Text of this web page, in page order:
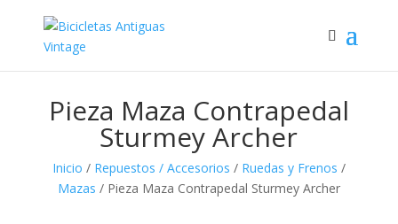
Pieza Maza Contrapedal
Sturmey Archer
Inicio / Repuestos / Accesorios / Ruedas y Frenos /
Mazas / Pieza Maza Contrapedal Sturmey Archer